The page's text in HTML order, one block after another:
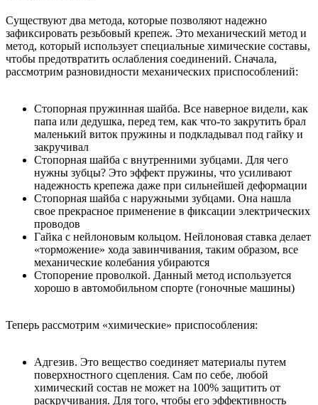
Существуют два метода, которые позволяют надежно
зафиксировать резьбовый крепеж. Это механический метод и
метод, который использует специальные химические составы,
чтобы предотвратить ослабления соединений. Сначала,
рассмотрим разновидности механических приспособлений:
Стопорная пружинная шайба. Все наверное видели, как
папа или дедушка, перед тем, как что-то закрутить брал
маленький виток пружины и подкладывал под гайку и
закручивал
Стопорная шайба с внутренними зубцами. Для чего
нужны зубцы? Это эффект пружины, что усиливают
надежность крепежа даже при сильнейшей деформации
Стопорная шайба с наружными зубцами. Она нашла
свое прекрасное применение в фиксации электрических
проводов
Гайка с нейлоновым кольцом. Нейлоновая ставка делает
«торможение» хода завинчивания, таким образом, все
механические колебания убираются
Стопорение проволкой. Данный метод используется
хорошо в автомобильном спорте (гоночные машины)
Теперь рассмотрим «химические» приспособления:
Адгезив. Это вещество соединяет материалы путем
поверхностного сцепления. Сам по себе, любой
химический состав не может на 100% защитить от
раскручивания. Для того, чтобы его эффективность